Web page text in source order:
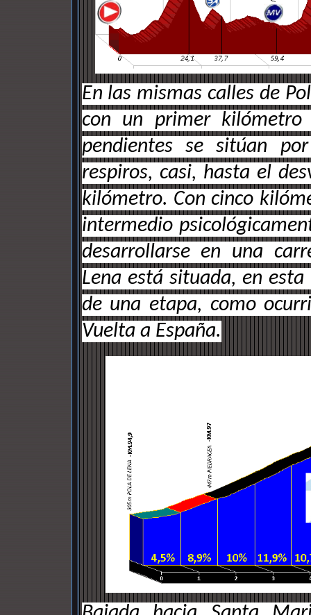
En las mismas calles de
con un primer kilómetro
pendientes se sitúan
respiros, casi, hasta el
kilómetro. Con cinco
intermedio
desarrollarse en una
Lena está situada, en
de una etapa, como
Vuelta a España.